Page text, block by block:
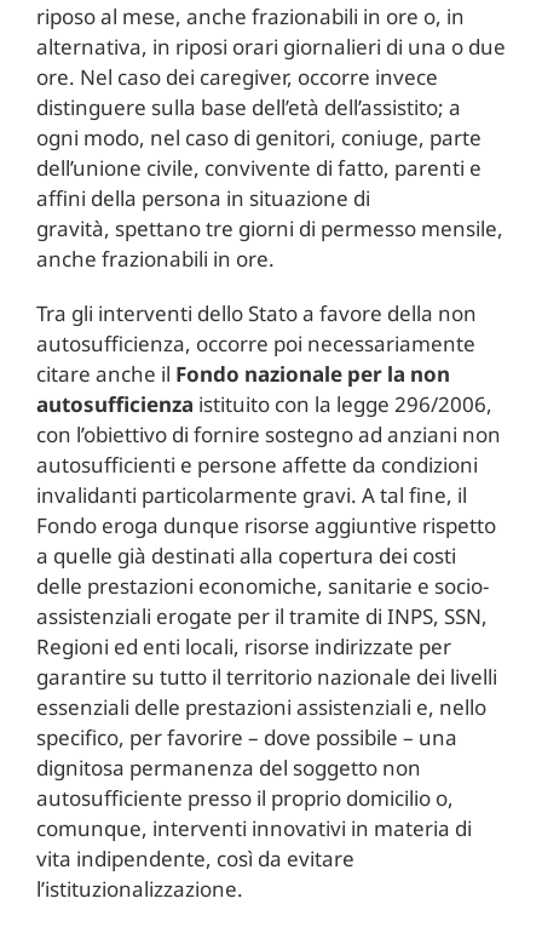
riposo al mese, anche frazionabili in ore o, in
alternativa, in riposi orari giornalieri di una o due
ore. Nel caso dei caregiver, occorre invece
distinguere sulla base dell’età dell’assistito; a
ogni modo, nel caso di genitori, coniuge, parte
dell’unione civile, convivente di fatto, parenti e
affini della persona in situazione di
gravità, spettano tre giorni di permesso mensile,
anche frazionabili in ore.
Tra gli interventi dello Stato a favore della non
autosufficienza, occorre poi necessariamente
citare anche il Fondo nazionale per la non
autosufficienza istituito con la legge 296/2006,
con l’obiettivo di fornire sostegno ad anziani non
autosufficienti e persone affette da condizioni
invalidanti particolarmente gravi. A tal fine, il
Fondo eroga dunque risorse aggiuntive rispetto
a quelle già destinati alla copertura dei costi
delle prestazioni economiche, sanitarie e socio-
assistenziali erogate per il tramite di INPS, SSN,
Regioni ed enti locali, risorse indirizzate per
garantire su tutto il territorio nazionale dei livelli
essenziali delle prestazioni assistenziali e, nello
specifico, per favorire – dove possibile – una
dignitosa permanenza del soggetto non
autosufficiente presso il proprio domicilio o,
comunque, interventi innovativi in materia di
vita indipendente, così da evitare
l’istituzionalizzazione.